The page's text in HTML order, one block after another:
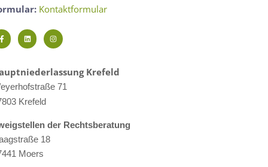
Kontaktformular
Krefeld
71
Krefeld
der Rechtsberatung
18
Moers